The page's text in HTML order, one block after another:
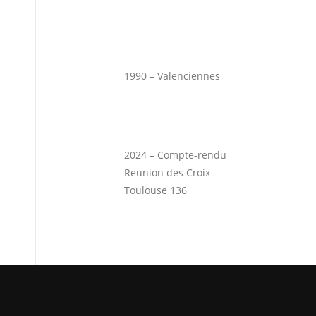
1990 – Valenciennes
2024 – Compte-rendu
Reunion des Croix –
Toulouse 136